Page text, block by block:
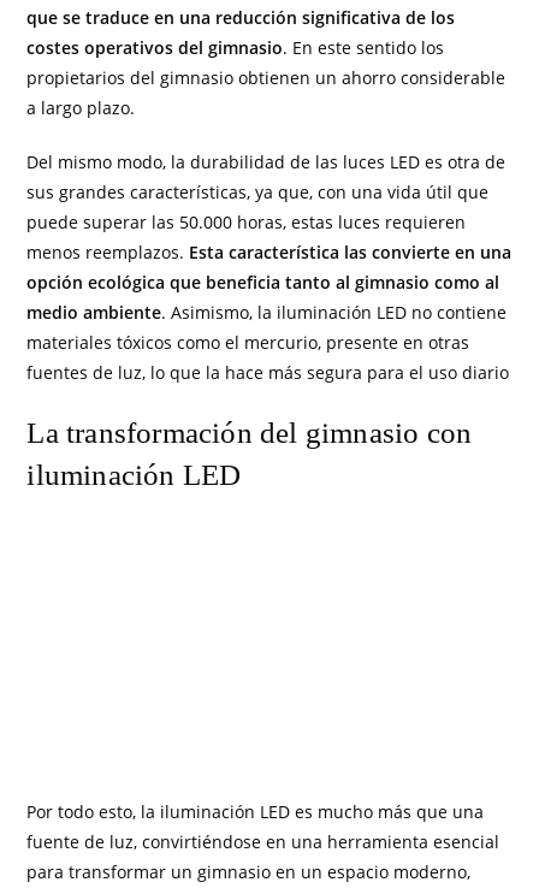
que se traduce en una reducción significativa de los
costes operativos del gimnasio. En este sentido los
propietarios del gimnasio obtienen un ahorro considerable
a largo plazo.
Del mismo modo, la durabilidad de las luces LED es otra de
sus grandes características, ya que, con una vida útil que
puede superar las 50.000 horas, estas luces requieren
menos reemplazos. Esta característica las convierte en una
opción ecológica que beneficia tanto al gimnasio como al
medio ambiente. Asimismo, la iluminación LED no contiene
materiales tóxicos como el mercurio, presente en otras
fuentes de luz, lo que la hace más segura para el uso diario
La transformación del gimnasio con
iluminación LED
Por todo esto, la iluminación LED es mucho más que una
fuente de luz, convirtiéndose en una herramienta esencial
para transformar un gimnasio en un espacio moderno,